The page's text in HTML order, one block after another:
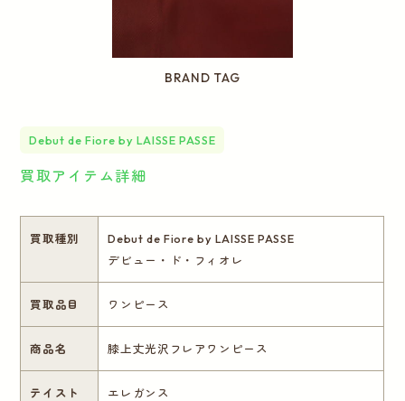
BRAND TAG
Debut de Fiore by LAISSE PASSE
買取アイテム詳細
買取種別
Debut de Fiore by LAISSE PASSE
デビュー・ド・フィオレ
買取品目 ワンピース
商品名 膝上丈光沢フレアワンピース
テイスト エレガンス